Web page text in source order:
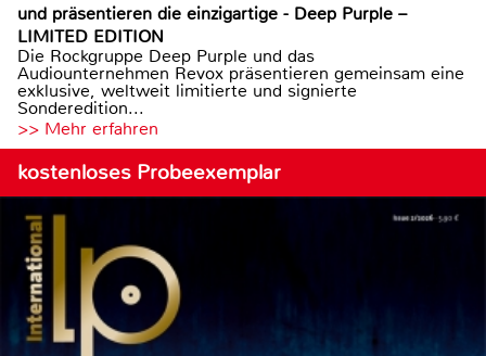
und präsentieren die einzigartige - Deep Purple –
LIMITED EDITION
Die Rockgruppe Deep Purple und das
Audiounternehmen Revox präsentieren gemeinsam eine
exklusive, weltweit limitierte und signierte
Sonderedition...
>> Mehr erfahren
kostenloses Probeexemplar